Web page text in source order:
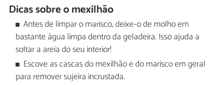
Dicas sobre o mexilhão
Antes de limpar o marisco, deixe-o de molho em
bastante água limpa dentro da geladeira. Isso ajuda a
soltar a areia do seu interior!
Escove as cascas do mexilhão e do marisco em geral
para remover sujeira incrustada.